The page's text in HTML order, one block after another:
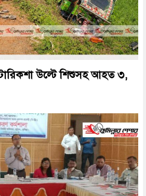
উল্টে শিশুসহ আহত ৩,